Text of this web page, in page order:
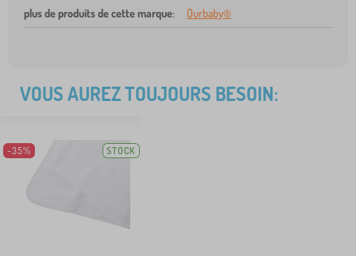
plus de produits de cette marque: Ourbaby®
VOUS AUREZ TOUJOURS BESOIN:
-35% STOCK